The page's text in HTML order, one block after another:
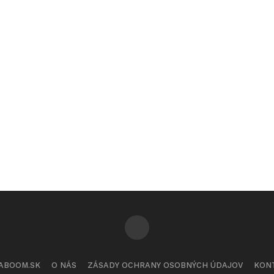
O NÁS ZÁSADY OCHRANY OSOBNÝCH ÚDAJOV